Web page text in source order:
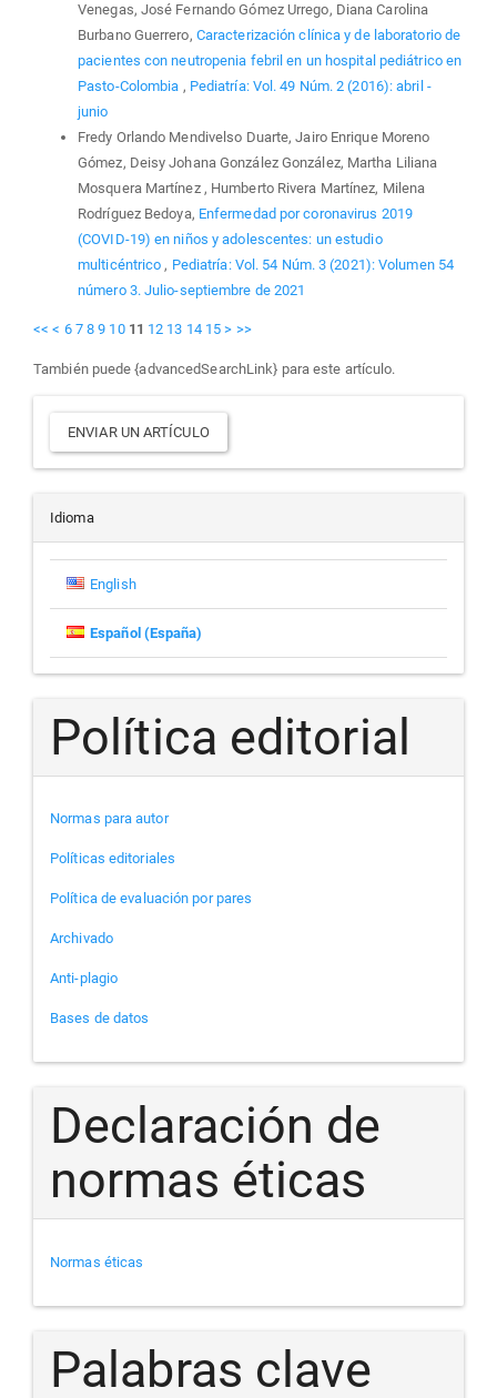
Venegas, José Fernando Gómez Urrego, Diana Carolina
Burbano Guerrero, Caracterización clínica y de laboratorio de
pacientes con neutropenia febril en un hospital pediátrico en
Pasto-Colombia , Pediatría: Vol. 49 Núm. 2 (2016): abril -
junio
Fredy Orlando Mendivelso Duarte, Jairo Enrique Moreno
Gómez, Deisy Johana González González, Martha Liliana
Mosquera Martínez , Humberto Rivera Martínez, Milena
Rodríguez Bedoya, Enfermedad por coronavirus 2019
(COVID-19) en niños y adolescentes: un estudio
multicéntrico, Pediatría: Vol. 54 Núm. 3 (2021): Volumen 54
número 3. Julio-septiembre de 2021
<< < 6 7 8 9 10 11 12 13 14 15 > >>
También puede {advancedSearchLink} para este artículo.
Enviar
un
artículo
ENVIAR UN ARTÍCULO
Idioma
English
Español (España)
Política editorial
Normas para autor
Políticas editoriales
Política de evaluación por pares
Archivado
Anti-plagio
Bases de datos
Declaración de
normas éticas
Normas éticas
Palabras clave